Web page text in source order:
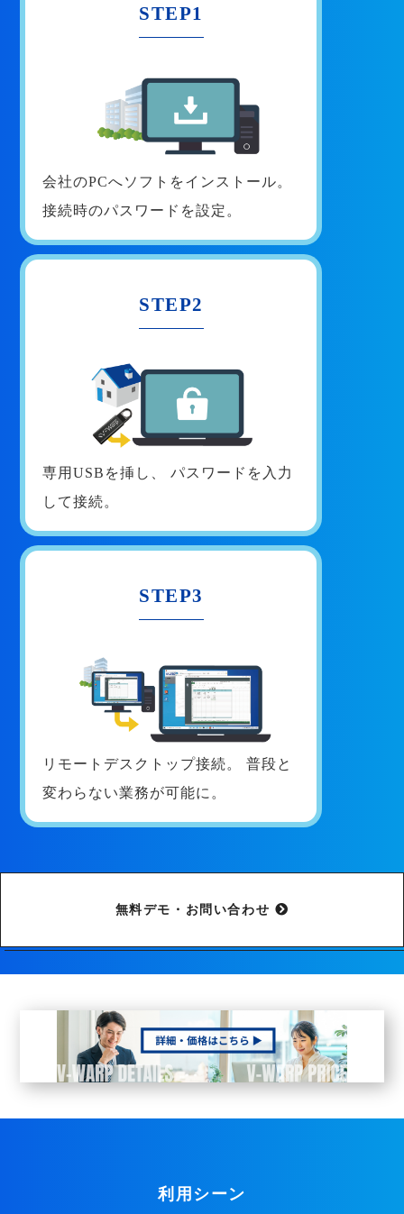
STEP1
会社のPCへソフトをインストール。
接続時のパスワードを設定。
STEP2
専用USBを挿し、
パスワードを入力
して接続。
STEP3
リモートデスクトップ接続。
普段と
変わらない業務が可能に。
無料デモ・お問い合わせ
利用シーン